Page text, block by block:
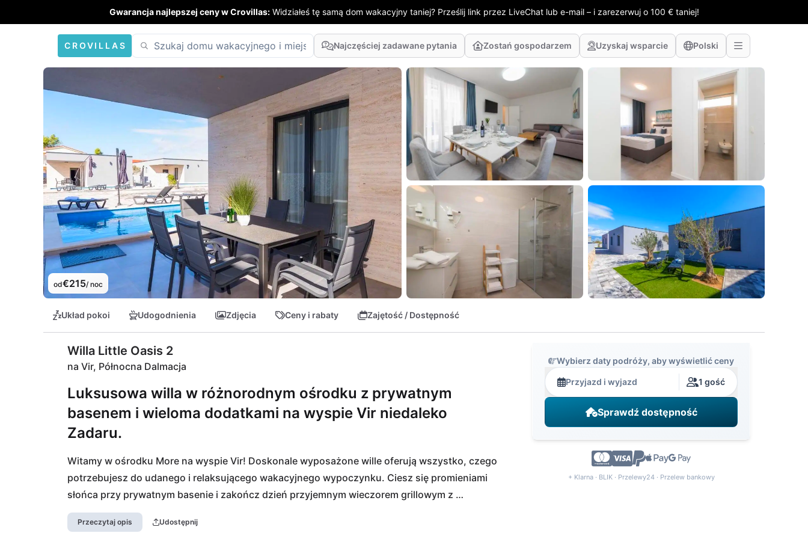
Gwarancja najlepszej ceny w Crovillas: Widziałeś tę samą dom wakacyjny taniej? Prześlij link przez LiveChat lub e-mail – i zarezerwuj o 100 € taniej!
CROVILLAS Najczęściej zadawane pytania Zostań gospodarzem Uzyskaj wsparcie Polski
od€215/ noc
Układ pokoi Udogodnienia Zdjęcia Ceny i rabaty Zajętość / Dostępność
Willa Little Oasis 2
na Vir, Północna Dalmacja
Luksusowa willa w różnorodnym ośrodku z prywatnym
basenem i wieloma dodatkami na wyspie Vir niedaleko
Zadaru.
Witamy w ośrodku More na wyspie Vir! Doskonale wyposażone wille oferują wszystko, czego
potrzebujesz do udanego i relaksującego wakacyjnego wypoczynku. Ciesz się promieniami
słońca przy prywatnym basenie i zakończ dzień przyjemnym wieczorem grillowym z
tradycyjnymi smakołykami. Na terenie ośrodka znajduje się również strefa wellness z sauną
podczerwieni, jacuzzi i prysznicem wellness. Dla aktywnych dostępne jest boisko
Przeczytaj opis Udostępnij
Wybierz daty podróży, aby wyświetlić ceny
Przyjazd i wyjazd 1 gość
Sprawdź dostępność
+ Klarna · BLIK · Przelewy24 · Przelew bankowy